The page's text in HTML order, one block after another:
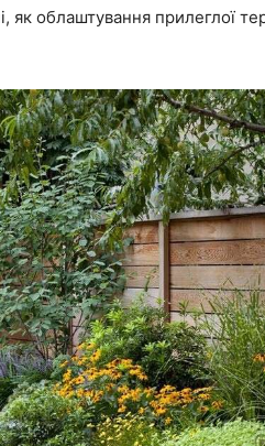
як облаштування прилеглої